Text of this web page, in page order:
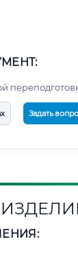
Задать